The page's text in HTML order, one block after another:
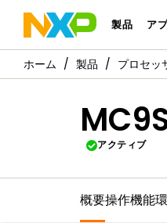
製品 ア
製品 プロセッ
アクティブ
概要操作機能